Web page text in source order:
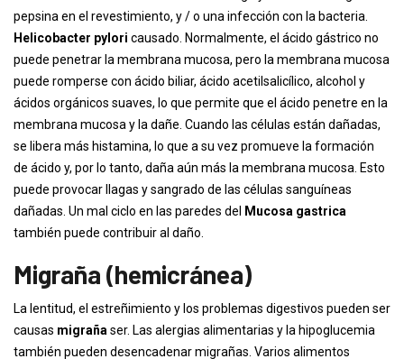
pepsina en el revestimiento, y / o una infección con la bacteria.
Helicobacter pylori causado. Normalmente, el ácido gástrico no
puede penetrar la membrana mucosa, pero la membrana mucosa
puede romperse con ácido biliar, ácido acetilsalicílico, alcohol y
ácidos orgánicos suaves, lo que permite que el ácido penetre en la
membrana mucosa y la dañe. Cuando las células están dañadas,
se libera más histamina, lo que a su vez promueve la formación
de ácido y, por lo tanto, daña aún más la membrana mucosa. Esto
puede provocar llagas y sangrado de las células sanguíneas
dañadas. Un mal ciclo en las paredes del
Mucosa gastrica
también puede contribuir al daño.
Migraña (hemicránea)
La lentitud, el estreñimiento y los problemas digestivos pueden ser
causas migraña ser. Las alergias alimentarias y la hipoglucemia
también pueden desencadenar migrañas. Varios alimentos